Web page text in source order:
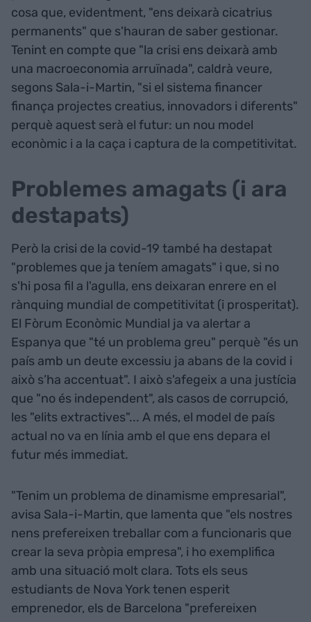
cosa que, evidentment, "ens deixarà cicatrius
permanents" que s'hauran de saber gestionar.
Tenint en compte que "la crisi ens deixarà amb
una macroeconomia arruïnada", caldrà veure,
segons Sala-i-Martin, "si el sistema financer
finança projectes creatius, innovadors i diferents"
perquè aquest serà el futur: un nou model
econòmic i a la caça i captura de la competitivitat.
Problemes amagats (i ara
destapats)
Però la crisi de la covid-19 també ha destapat
"problemes que ja teníem amagats" i que, si no
s'hi posa fil a l'agulla, ens deixaran enrere en el
rànquing mundial de competitivitat (i prosperitat).
El Fòrum Econòmic Mundial ja va alertar a
Espanya que "té un problema greu" perquè "és un
país amb un deute excessiu ja abans de la covid i
això s’ha accentuat". I això s'afegeix a una justícia
que "no és independent", als casos de corrupció,
les "elits extractives"... A més, el model de país
actual no va en línia amb el que ens depara el
futur més immediat.
"Tenim un problema de dinamisme empresarial",
avisa Sala-i-Martin, que lamenta que "els nostres
nens prefereixen treballar com a funcionaris que
crear la seva pròpia empresa", i ho exemplifica
amb una situació molt clara. Tots els seus
estudiants de Nova York tenen esperit
emprenedor, els de Barcelona "prefereixen